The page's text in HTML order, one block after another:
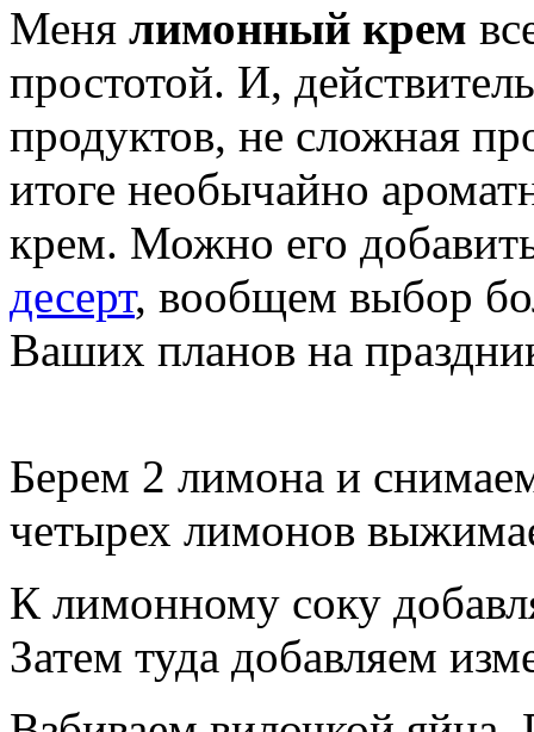
Меня лимонный крем
простотой. И,
продуктов, не сложная
итоге необычайно
крем. Можно его
десерт, вообщем выбор
Ваших планов на
Берем 2 лимона и
четырех лимонов
К лимонному соку
Затем туда добавляем